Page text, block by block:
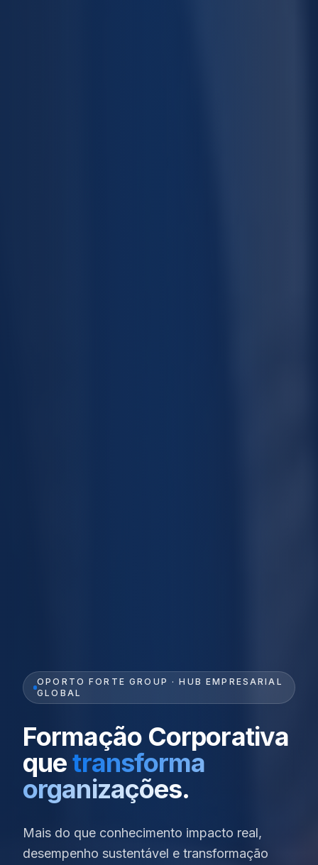
OPORTO FORTE GROUP · HUB EMPRESARIAL
GLOBAL
Formação Corporativa
quetransforma
organizações.
Mais do que conhecimento impacto real,
desempenho sustentável e transformação